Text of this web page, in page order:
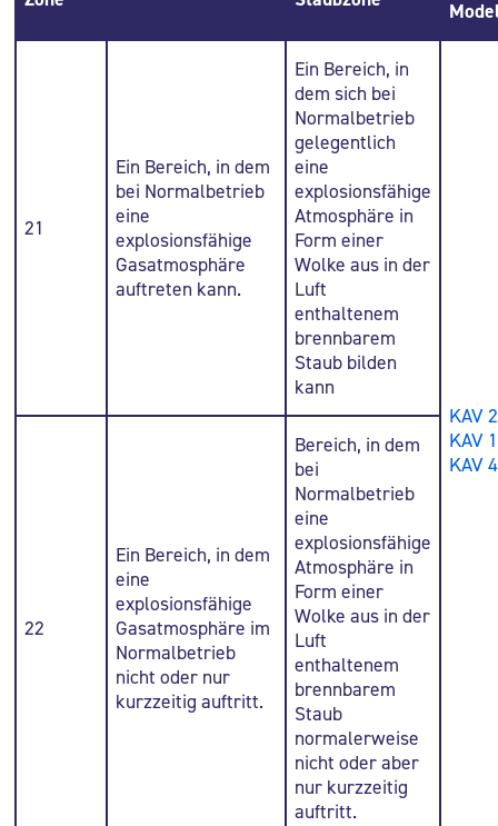
21
Ein Bereich, in dem
bei Normalbetrieb
eine
explosionsfähige
Gasatmosphäre
auftreten kann.
Ein Bereich, in
dem sich bei
Normalbetrieb
gelegentlich
eine
explosionsfähige
Atmosphäre in
Form einer
Wolke aus in der
Luft
enthaltenem
brennbarem
Staub bilden
kann
KAV 2
KAV
KAV
22
Ein Bereich, in dem
eine
explosionsfähige
Gasatmosphäre im
Normalbetrieb
nicht oder nur
kurzzeitig auftritt.
Bereich, in dem
bei
Normalbetrieb
eine
explosionsfähige
Atmosphäre in
Form einer
Wolke aus in der
Luft
enthaltenem
brennbarem
Staub
normalerweise
nicht oder aber
nur kurzzeitig
auftritt.